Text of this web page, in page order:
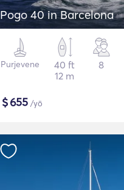
Pogo 40 in Barcelona
Purjevene
40 ft
12 m
8
$655 /yö